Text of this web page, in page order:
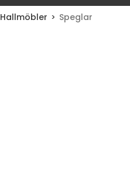
Hallmöbler Speglar